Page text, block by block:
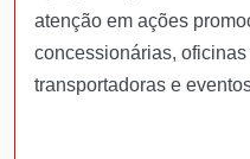
atenção em ações
concessionárias,
transportadoras e